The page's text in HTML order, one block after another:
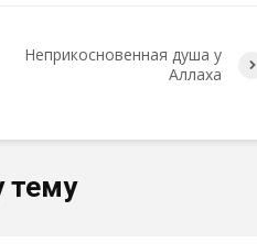
Неприкосновенная душа у
Аллаха
тему